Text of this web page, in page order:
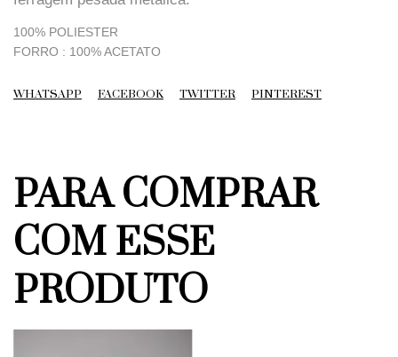
100% POLIESTER
FORRO : 100% ACETATO
WHATSAPP FACEBOOK TWITTER PINTEREST
PARA COMPRAR
COM ESSE
PRODUTO